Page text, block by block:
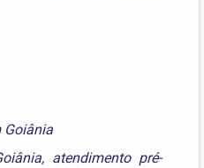
Goiânia
, atendimento pré-